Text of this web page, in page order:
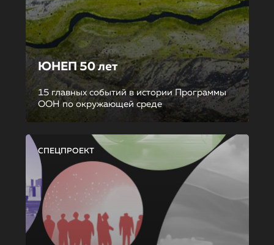
ЮНЕП 50 лет
15 главных событий в истории Программы
ООН по окружающей среде
СПЕЦПРОЕКТ